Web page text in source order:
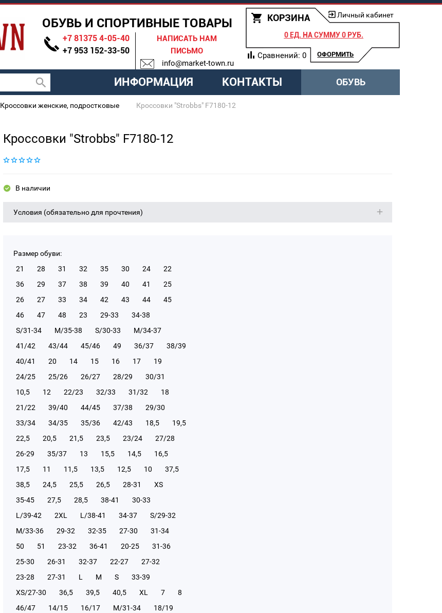
ОБУВЬ И СПОРТИВНЫЕ ТОВАРЫ
+7 81375 4-05-40
+7 953 152-33-50
НАПИСАТЬ НАМ
ПИСЬМО
info@market-town.ru
КОРЗИНА Личный кабинет
0 ЕД. НА СУММУ0 РУБ.
ОФОРМИТЬ
Сравнений: 0
ИНФОРМАЦИЯ КОНТАКТЫ ОБУВЬ
Кроссовки женские, подростковые Кроссовки "Strobbs" F7180-12
Кроссовки "Strobbs" F7180-12
В наличии
Условия (обязательно для прочтения)
Размер обуви:
21
28 31 32 35 30 24
22
36
29 37 38 39 40 41
25
26
27 33 34 42 43 44
45
46
47 48 23 29-33
34-38
S/31-34
М/35-38 S/30-33
М/34-37
41/42
43/44 45/46 49 36/37
38/39
40/41
20 14 15 16 17
19
24/25
25/26 26/27 28/29
30/31
10,5
12 22/23 32/33 31/32
18
21/22
39/40 44/45 37/38
29/30
33/34
34/35 35/36 42/43 18,5
19,5
22,5
20,5 21,5 23,5 23/24
27/28
26-29
35/37 13 15,5 14,5
16,5
17,5
11 11,5 13,5 12,5 10
37,5
38,5
24,5 25,5 26,5 28-31
XS
35-45
27,5 28,5 38-41
30-33
L/39-42
2XL L/38-41 34-37
S/29-32
М/33-36
29-32 32-35 27-30
31-34
50
51 23-32 36-41 20-25
31-36
25-30
26-31 32-37 22-27
27-32
23-28
27-31 L M S
33-39
XS/27-30
36,5 39,5 40,5 XL 7
8
46/47
14/15 16/17 М/31-34
18/19